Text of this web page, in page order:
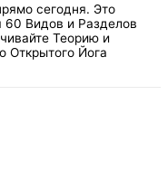
сегодня. Это
60 Видов и Разделов
Теорию и
Открытого Йога